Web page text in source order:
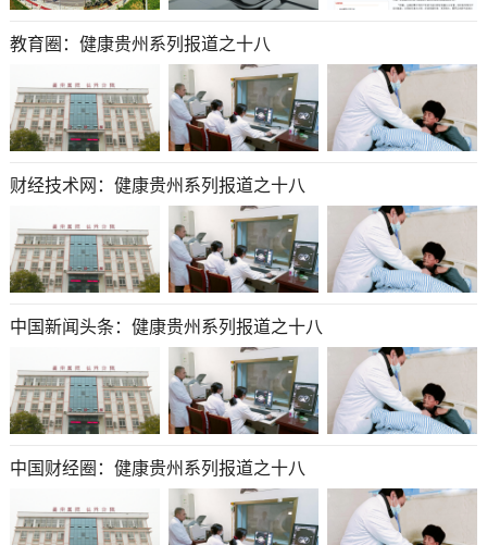
教育圈​​​​​​​：健康贵州系列报道之十八
财经技术网：健康贵州系列报道之十八
中国新闻头条：健康贵州系列报道之十八
中国财经圈：健康贵州系列报道之十八